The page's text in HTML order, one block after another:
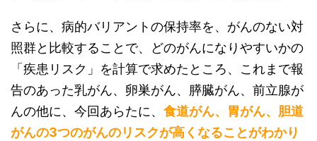
さらに、病的バリアントの保持率を、がんのない対
照群と比較することで、どのがんになりやすいかの
「疾患リスク」を計算で求めたところ、これまで報
告のあった乳がん、卵巣がん、膵臓がん、前立腺が
んの他に、今回あらたに、 食道がん、胃がん、胆道
がんの3つのがんのリスクが高くなることがわかり